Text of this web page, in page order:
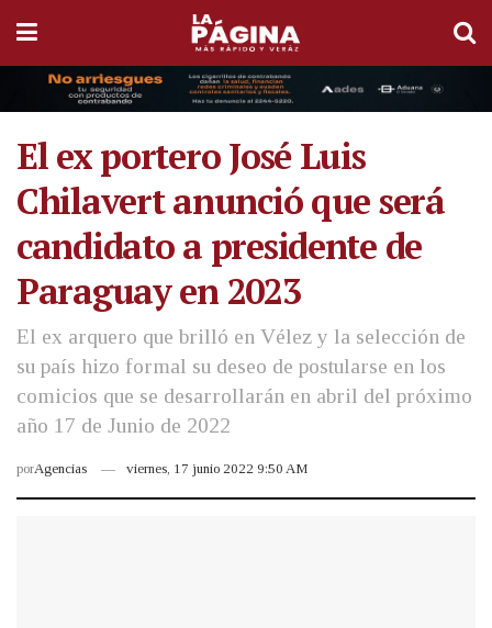
El ex portero José Luis
Chilavert anunció que será
candidato a presidente de
Paraguay en 2023
El ex arquero que brilló en Vélez y la selección de
su país hizo formal su deseo de postularse en los
comicios que se desarrollarán en abril del próximo
año 17 de Junio de 2022
porAgencias viernes, 17 junio 2022 9:50 AM